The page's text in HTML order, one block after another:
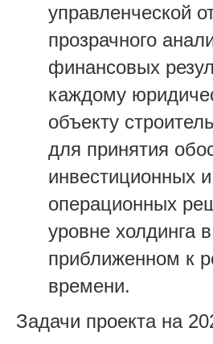
управленческой
прозрачного
финансовых
каждому
объекту
для принятия
инвестиционных и
операционных
уровне холдинга
приближенном к
времени.
Задачи проекта на